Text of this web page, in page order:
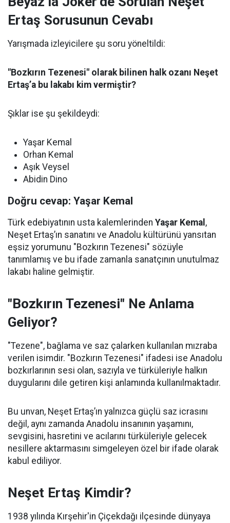
Ertaş Sorusunun Cevabı
Yarışmada izleyicilere şu soru yöneltildi:
"Bozkırın Tezenesi" olarak bilinen halk ozanı Neşet
Ertaş’a bu lakabı kim vermiştir?
Şıklar ise şu şekildeydi:
Yaşar Kemal
Orhan Kemal
Aşık Veysel
Abidin Dino
Doğru cevap: Yaşar Kemal
Türk edebiyatının usta kalemlerinden Yaşar Kemal ,
Neşet Ertaş’ın sanatını ve Anadolu kültürünü yansıtan
eşsiz yorumunu "Bozkırın Tezenesi" sözüyle
tanımlamış ve bu ifade zamanla sanatçının unutulmaz
lakabı haline gelmiştir.
"Bozkırın Tezenesi" Ne Anlama
Geliyor?
"Tezene", bağlama ve saz çalarken kullanılan mızraba
verilen isimdir. "Bozkırın Tezenesi" ifadesi ise Anadolu
bozkırlarının sesi olan, sazıyla ve türküleriyle halkın
duygularını dile getiren kişi anlamında kullanılmaktadır.
Bu unvan, Neşet Ertaş’ın yalnızca güçlü saz icrasını
değil, aynı zamanda Anadolu insanının yaşamını,
sevgisini, hasretini ve acılarını türküleriyle gelecek
nesillere aktarmasını simgeleyen özel bir ifade olarak
kabul ediliyor.
Neşet Ertaş Kimdir?
1938 yılında Kırşehir'in Çiçekdağı ilçesinde dünyaya